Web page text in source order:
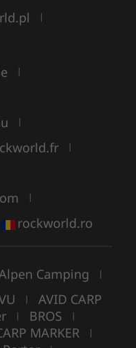
|
|
|
|
|
rockworld.ro
Camping |
| AVID CARP
| BROS |
MARKER |